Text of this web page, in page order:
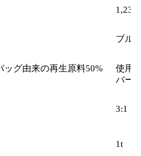
ブル
ッグ由来の再生原料50%
使用
バー
3:1
1t